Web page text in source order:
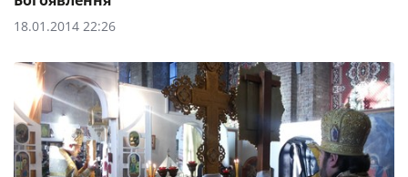
18.01.2014 22:26